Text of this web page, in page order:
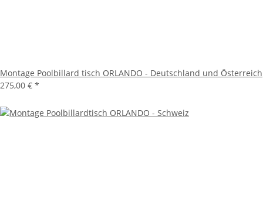
Montage Poolbillard tisch ORLANDO - Deutschland und Österreich
275,00 € *